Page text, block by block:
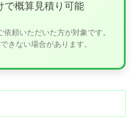
で概算見積り可能
頼いただいた方が対象です。
きない場合があります。